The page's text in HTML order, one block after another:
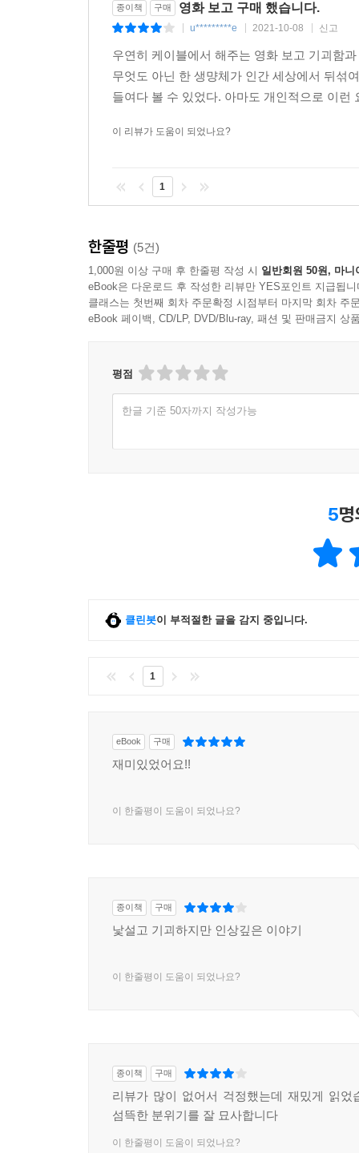
종이책 구매 영화 보고 구매 했습니다.
u*********e 2021-10-08 신고
우연히 케이블에서 해주는 영화 보고 기괴함
무엇도 아닌 한 생먕체가 인간 세상에서 뒤섞
들여다 볼 수 있었다. 아마도 개인적으로 이
이 리뷰가 도움이 되었나요?
1
한줄평 (5건)
1,000원 이상 구매 후 한줄평 작성 시 일반회원 50원, 마니
eBook은 다운로드 후 작성한 리뷰만 YES포인트 지급됩니
클래스는 첫번째 회차 주문확정 시점부터 마지막 회차 주
eBook 페이백, CD/LP, DVD/Blu-ray, 패션 및 판매금지 상
평점
한글 기준 50자까지 작성가능
5
클린봇이 부적절한 글을 감지 중입니다.
1
eBook 구매
재미있었어요!!
이 한줄평이 도움이 되었나요?
종이책 구매
낯설고 기괴하지만 인상깊은 이야기
이 한줄평이 도움이 되었나요?
종이책 구매
리뷰가 많이 없어서 걱정했는데 재밌게 읽었
섬뜩한 분위기를 잘 묘사합니다
이 한줄평이 도움이 되었나요?